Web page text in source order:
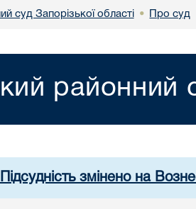
суд Запорізької області • Про суд
районний
змінено на